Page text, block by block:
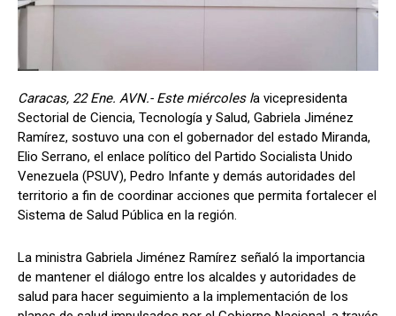
Caracas, 22 Ene. AVN.- Este miércoles la vicepresidenta
Sectorial de Ciencia, Tecnología y Salud, Gabriela Jiménez
Ramírez, sostuvo una con el gobernador del estado Miranda,
Elio Serrano, el enlace político del Partido Socialista Unido
Venezuela (PSUV), Pedro Infante y demás autoridades del
territorio a fin de coordinar acciones que permita fortalecer el
Sistema de Salud Pública en la región.
La ministra Gabriela Jiménez Ramírez señaló la importancia
de mantener el diálogo entre los alcaldes y autoridades de
salud para hacer seguimiento a la implementación de los